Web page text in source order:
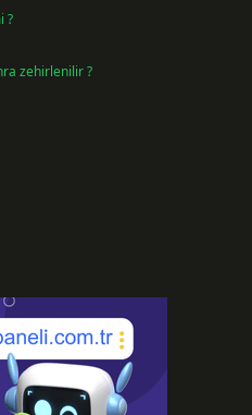
?
zehirlenilir ?